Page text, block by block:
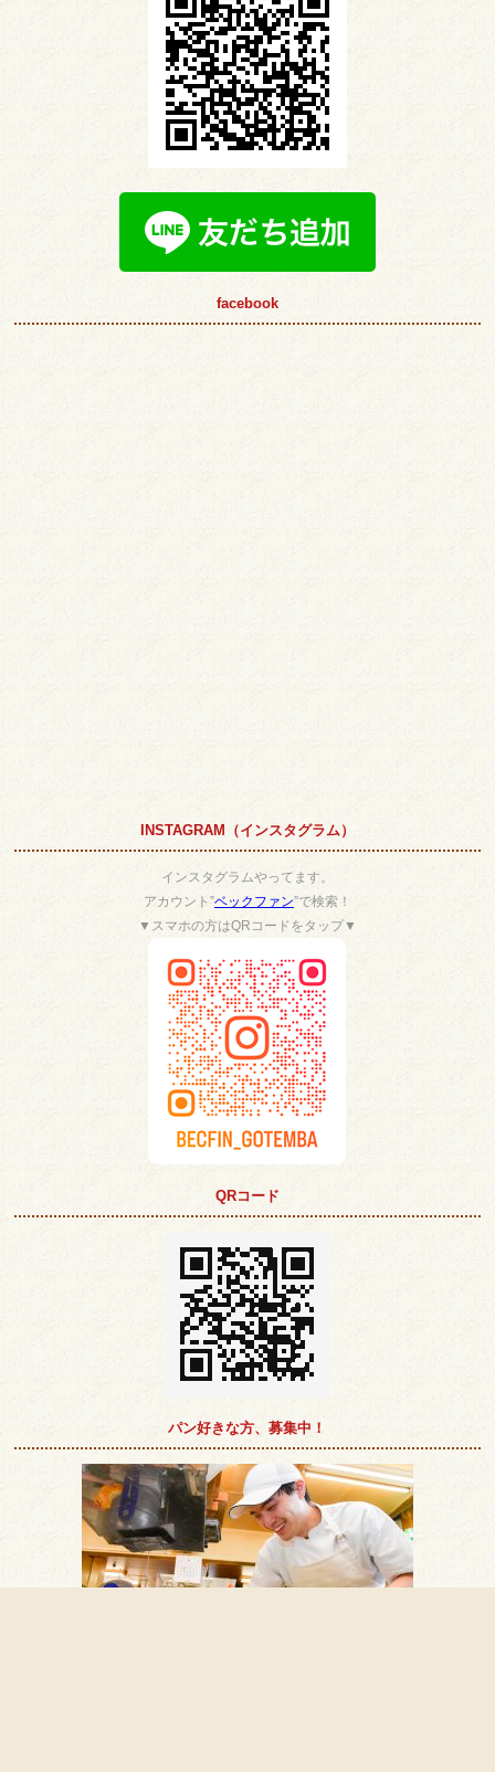
facebook
INSTAGRAM（インスタグラム）
インスタグラムやってます。
アカウント”ベックファン”で検索！
▼スマホの方はQRコードをタップ▼
QRコード
パン好きな方、募集中！